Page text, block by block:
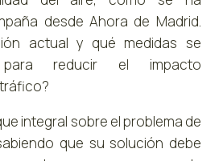
desde Ahora de Madrid.
actual y qué medidas se
reducir el impacto
integral sobre el problema de
que su solución debe